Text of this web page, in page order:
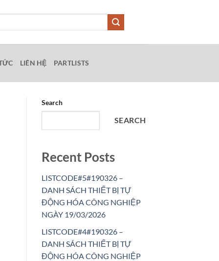
LIÊN HỆ PARTLISTS
Search
SEARCH
Recent Posts
LISTCODE#5#190326 –
DANH SÁCH THIẾT BỊ TỰ
ĐỘNG HÓA CÔNG NGHIỆP
NGÀY 19/03/2026
LISTCODE#4#190326 –
DANH SÁCH THIẾT BỊ TỰ
ĐỘNG HÓA CÔNG NGHIỆP